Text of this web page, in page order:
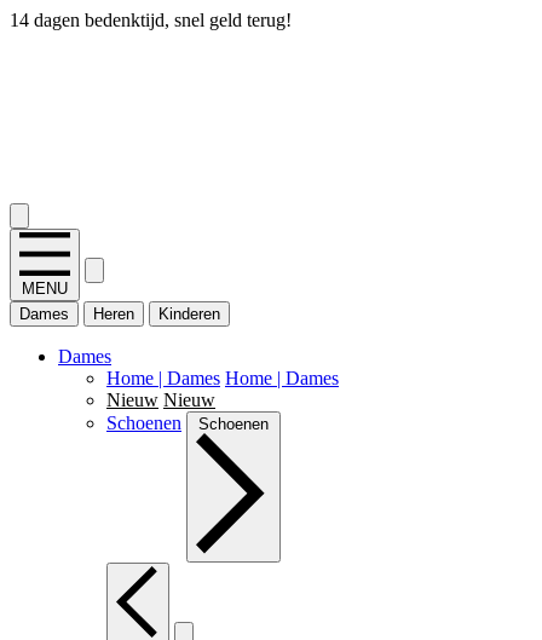
14 dagen bedenktijd, snel geld terug!
MENU
Dames
Heren Kinderen
Dames
Home | Dames Home | Dames
Nieuw Nieuw
Schoenen
Schoenen